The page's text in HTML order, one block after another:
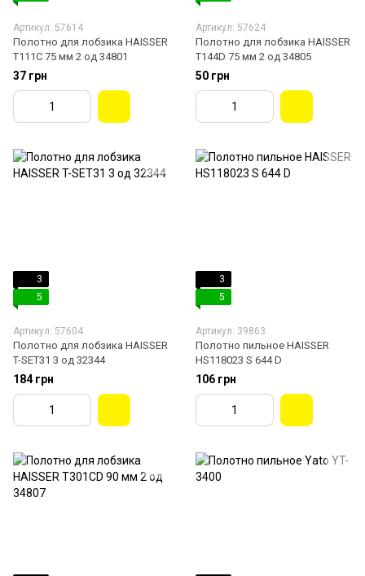
Артикул: 57614
Полотно для лобзика HAISSER
T111С 75 мм 2 од 34801
37 грн
Артикул: 57624
Полотно для лобзика HAISSER
T144D 75 мм 2 од 34805
50 грн
3
5
Артикул: 57604
Полотно для лобзика HAISSER
T-SET31 3 од 32344
184 грн
3
5
Артикул: 39863
Полотно пильное HAISSER
HS118023 S 644 D
106 грн